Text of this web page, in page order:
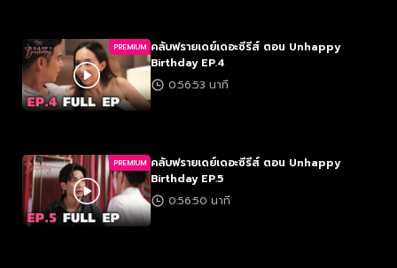
PREMIUM คลับฟรายเดย์เดอะซีรีส์ ตอน Unhappy
Birthday EP.4
0:56:53 นาที
PREMIUM คลับฟรายเดย์เดอะซีรีส์ ตอน Unhappy
Birthday EP.5
0:56:50 นาที